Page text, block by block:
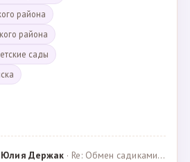
района
района
сады
Юлия Держак · Re: Обмен садиками, продажа путевок · 25.01.2023